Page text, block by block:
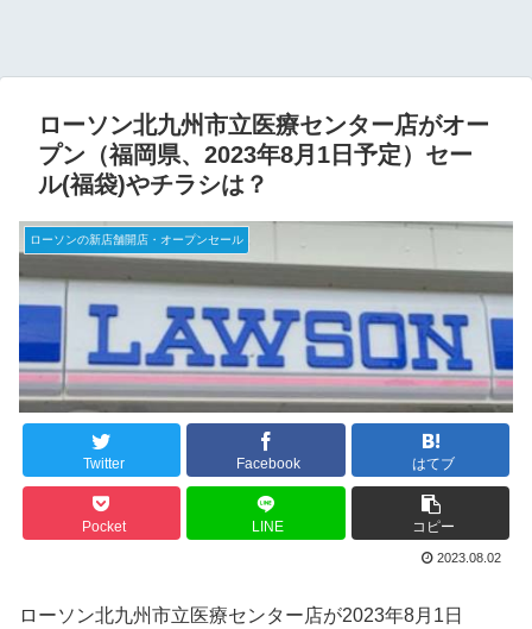
ローソン北九州市立医療センター店がオー
プン（福岡県、2023年8月1日予定）セー
ル(福袋)やチラシは？
ローソンの新店舗開店・オープンセール
Twitter Facebook はてブ
Pocket LINE コピー
2023.08.02
ローソン北九州市立医療センター店が2023年8月1日